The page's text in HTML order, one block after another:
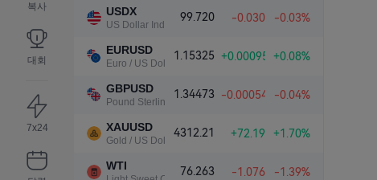
복사
대회
7x24
USDX
US Dollar Index
99.720 -0.030 -0.03%
EURUSD
Euro / US Dollar
1.15325 +0.00095 +0.08%
GBPUSD
Pound Sterling / US Dollar
1.34473 -0.00054 -0.04%
XAUUSD
Gold / US Dollar
4312.21 +72.19 +1.70%
WTI 76.263 -1.076 -1.39%